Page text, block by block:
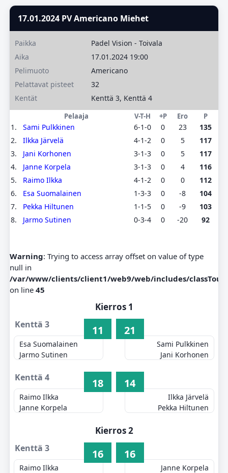
17.01.2024 PV Americano Miehet
Paikka
Padel Vision - Toivala
Aika
17.01.2024 19:00
Pelimuoto
Americano
Pelattavat pisteet
32
Kentät
Kenttä 3, Kenttä 4
Pelaaja V-T-H +P Ero P
1. Sami Pulkkinen 6-1-0 0 23
135
2.
Ilkka Järvelä 4-1-2 0 5
117
3.
Jani Korhonen 3-1-3 0 5
117
4.
Janne Korpela 3-1-3 0 4
116
5.
Raimo Ilkka 4-1-2 0 0
112
6.
Esa Suomalainen 1-3-3 0 -8
104
7.
Pekka Hiltunen 1-1-5 0 -9
103
8.
Jarmo Sutinen 0-3-4 0 -20 92
Warning: Trying to access array offset on value of type
null in
/var/www/clients/client1/web9/web/includes/
on line 45
Kierros 1
Kenttä 3
Esa Suomalainen
Jarmo Sutinen
11 21
Sami Pulkkinen
Jani Korhonen
Kenttä 4
Raimo Ilkka
Janne Korpela
18 14
Ilkka Järvelä
Pekka Hiltunen
Kierros 2
Kenttä 3
Raimo Ilkka
16 16
Janne Korpela